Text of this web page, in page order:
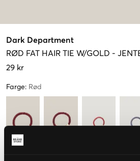
Dark Department
RØD FAT HAIR TIE W/GOLD -
29 kr
Farge: Rød